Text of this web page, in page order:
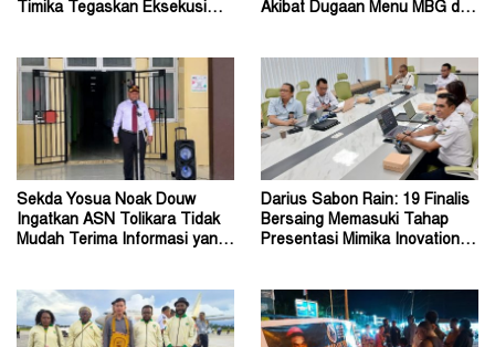
Timika Tegaskan Eksekusi
Akibat Dugaan Menu MBG di
Sekda Yosua Noak Douw
Ingatkan ASN Tolikara Tidak
Mudah Terima Informasi yang
Darius Sabon Rain: 19 Finalis
Bersaing Memasuki Tahap
Presentasi Mimika Inovation